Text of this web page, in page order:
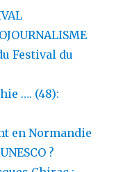
Festival du
…. (48):
en Normandie
?